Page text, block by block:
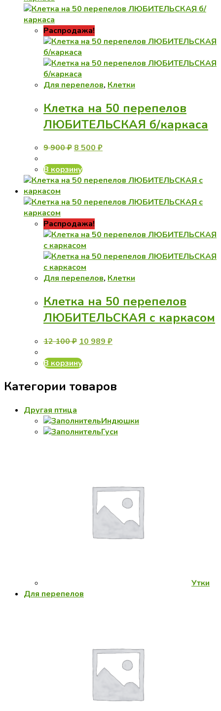
несколько
можно
на
товара.
Распродажа!
Для перепелов, Клетки
Клетка на 50 перепелов
ЛЮБИТЕЛЬСКАЯ б/каркаса
9 900₽ Первоначальная
составляла
9
8 500₽Текущая
500 ₽.
В корзину
Распродажа!
Для перепелов, Клетки
Клетка на 50 перепелов
ЛЮБИТЕЛЬСКАЯ с каркасом
12 100₽ Первоначальная
составляла
100 ₽.
10 989 ₽Текущая
В корзину
Категории товаров
Другая птица
Индюшки
Гуси
Утки
Для перепелов